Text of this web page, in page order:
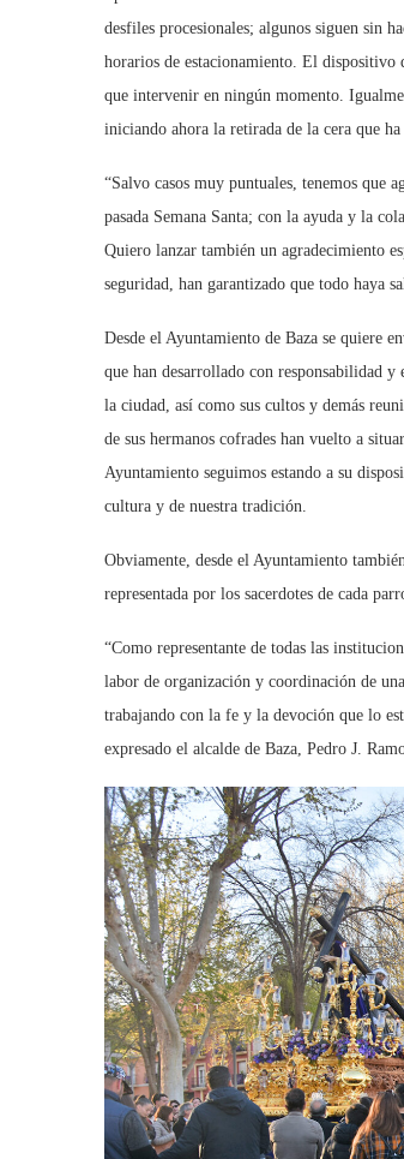
desfiles procesionales; algunos siguen sin
horarios de estacionamiento. El dispositivo
que intervenir en ningún momento.
iniciando ahora la retirada de la cera que ha
“Salvo casos muy puntuales, tenemos que
pasada Semana Santa; con la ayuda y la
Quiero lanzar también un agradecimiento
seguridad, han garantizado que todo haya
Desde el Ayuntamiento de Baza se quiere
que han desarrollado con responsabilidad y
la ciudad, así como sus cultos y demás
de sus hermanos cofrades han vuelto a
Ayuntamiento seguimos estando a su
cultura y de nuestra tradición.
Obviamente, desde el Ayuntamiento
representada por los sacerdotes de cada
“Como representante de todas las
labor de organización y coordinación de
trabajando con la fe y la devoción que lo
expresado el alcalde de Baza, Pedro J.